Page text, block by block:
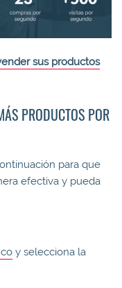
sus productos
PRODUCTOS POR
para que
efectiva y pueda
y selecciona la